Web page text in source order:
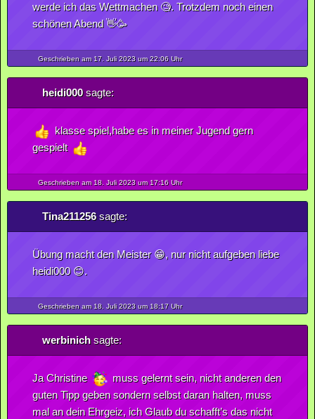
werde ich das Wettmachen 🧐. Trotzdem noch einen
schönen Abend 👋🥳
Geschrieben am 17. Juli2023um 22:06 Uhr
heidi000sagte:
klasse spiel,habe es in meiner Jugend gern
gespielt
Geschrieben am 18. Juli2023um 17:16 Uhr
Tina211256sagte:
Übung macht den Meister 😁, nur nicht aufgeben liebe
heidi000 😊.
Geschrieben am 18. Juli2023um 18:17 Uhr
werbinichsagte:
Ja Christine
muss gelernt sein, nicht anderen den
guten Tipp geben sondern selbst daran halten, muss
mal an dein Ehrgeiz, ich Glaub du schafft’s das nicht